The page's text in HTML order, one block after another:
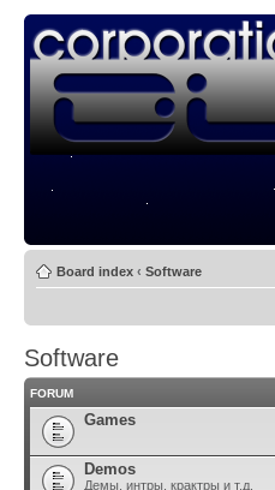
Board index ‹ Software
Software
FORUM
Games
Demos
Демы, интры, крактры и т.д.